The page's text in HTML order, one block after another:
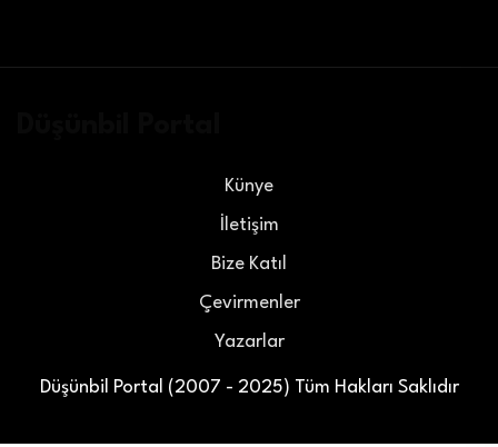
Düşünbil Portal (2007 - 2025) Tüm Hakları Saklıdır
Künye
İletişim
Bize Katıl
Çevirmenler
Yazarlar